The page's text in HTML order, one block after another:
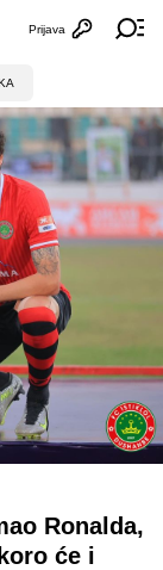
Otvori
Prijava
Ronalda,
će i